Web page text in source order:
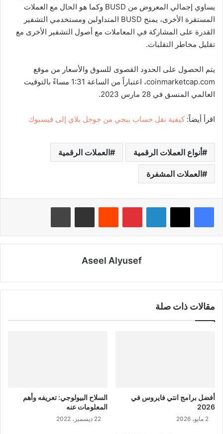
يساوي إجمالي المعروض من BUSD وكما هو الحال مع العملات
المستقرة الأخرى، يمنح BUSD المتداولين ومستخدمي التشفير
القدرة على المشاركة في المعاملات مع أصول التشفير الأخرى مع
تقليل مخاطر التقلبات.
يتم الحصول على الحدود القصوى للسوق والأسعار من موقع
coinmarketcap.com، اعتباراً من الساعة 1:31 مساءً بالتوقيت
العالمي المنسق في 28 مارس 2023.
اقرأ أيضاً: كيفية نقل حساب ببجي من جوجل بلاي إلى فيسبوك
أنواع العملات الرقمية العملات الرقمية
العملات المشفرة
لينكدإن بينتيريست
Aseel Alyusef
مقالات ذات صلة
أفضل برامج انتي فايروس في
2026
2 مايو، 2026
السلاح البيولوجي: تعريفه وأهم
المعلومات عنه
22 ديسمبر، 2022